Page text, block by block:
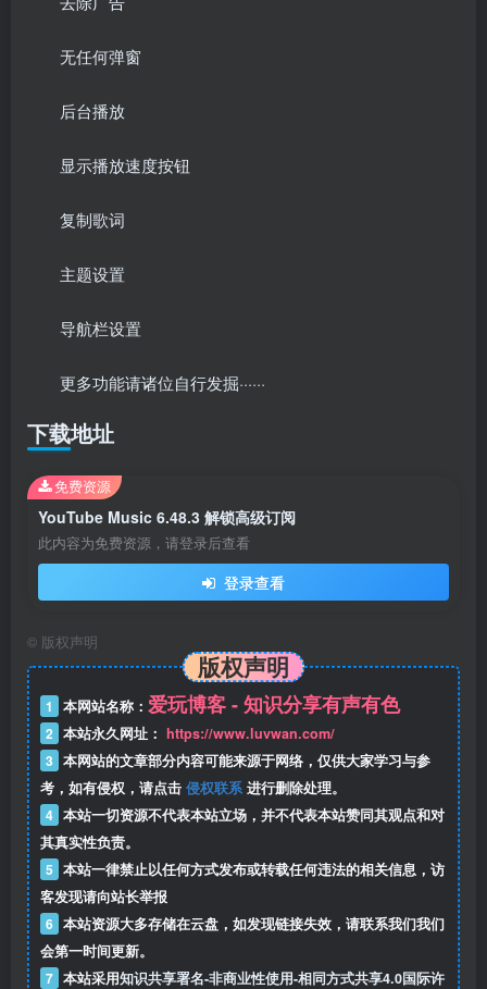
无任何弹窗
后台播放
显示播放速度按钮
复制歌词
主题设置
导航栏设置
更多功能请诸位自行发掘······
下载地址
YouTube Music 6.48.3 解锁高级订阅
此内容为免费资源，请登录后查看
登录查看
免费资源
© 版权声明
版权声明
1 本网站名称： 爱玩博客 - 知识分享有声有色
2 本站永久网址： https://www.luvwan.com/
3 本网站的文章部分内容可能来源于网络，仅供大家学习与参
考，如有侵权，请点击 侵权联系 进行删除处理。
4 本站一切资源不代表本站立场，并不代表本站赞同其观点和对
其真实性负责。
5 本站一律禁止以任何方式发布或转载任何违法的相关信息，访
客发现请向站长举报
6 本站资源大多存储在云盘，如发现链接失效，请联系我们我们
会第一时间更新。
7 本站采用知识共享署名-非商业性使用-相同方式共享4.0国际许